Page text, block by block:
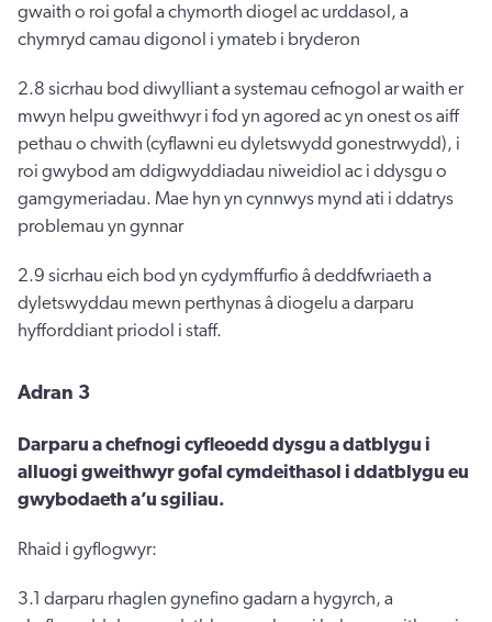
gwaith o roi gofal a chymorth diogel ac urddasol, a
chymryd camau digonol i ymateb i bryderon
2.8 sicrhau bod diwylliant a systemau cefnogol ar waith er
mwyn helpu gweithwyr i fod yn agored ac yn onest os aiff
pethau o chwith (cyflawni eu dyletswydd gonestrwydd), i
roi gwybod am ddigwyddiadau niweidiol ac i ddysgu o
gamgymeriadau. Mae hyn yn cynnwys mynd ati i ddatrys
problemau yn gynnar
2.9 sicrhau eich bod yn cydymffurfio â deddfwriaeth a
dyletswyddau mewn perthynas â diogelu a darparu
hyfforddiant priodol i staff.
Adran 3
Darparu a chefnogi cyfleoedd dysgu a datblygu i
alluogi gweithwyr gofal cymdeithasol i ddatblygu eu
gwybodaeth a’u sgiliau.
Rhaid i gyflogwyr:
3.1 darparu rhaglen gynefino gadarn a hygyrch, a